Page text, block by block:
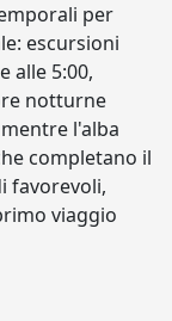
per
escursioni
alle 5:00,
notturne
l'alba
completano il
favorevoli,
viaggio